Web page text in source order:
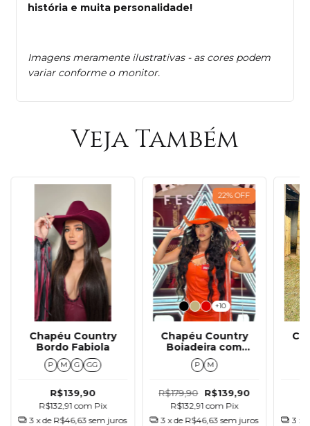
história e muita personalidade!
Imagens meramente ilustrativas - as cores podem
variar conforme o monitor.
Veja Também
Chapéu Country
Bordo Fabiola
P M G GG
R$139,90
R$132,91com Pix
3 x de R$46,63 sem juros
22%OFF
+10
Chapéu Country
Boiadeira com
Strass
P M
R$179,90 R$139,90
R$132,91com Pix
3 x de R$46,63 sem juros
3 x